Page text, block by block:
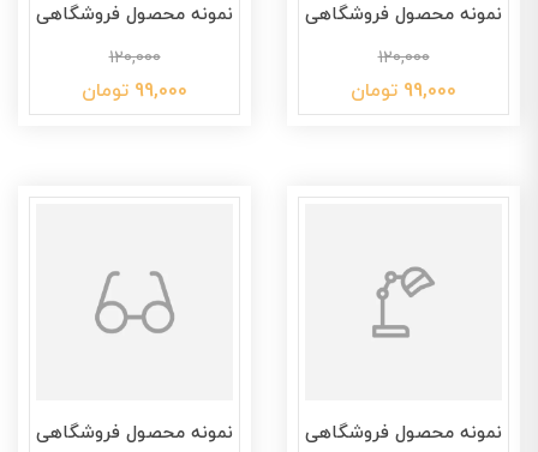
نمونه محصول فروشگاهی
120,000
99,000 تومان
نمونه محصول فروشگاهی
120,000
99,000 تومان
نمونه محصول فروشگاهی
نمونه محصول فروشگاهی